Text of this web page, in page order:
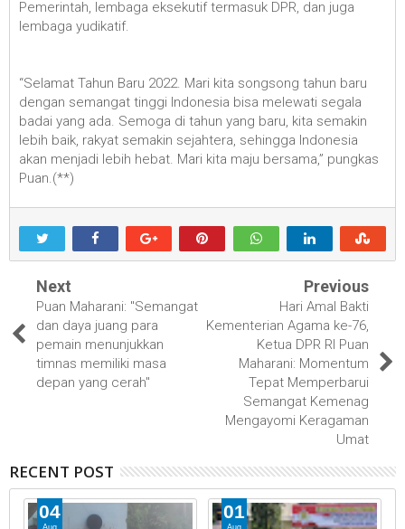
Pemerintah, lembaga eksekutif termasuk DPR, dan juga
lembaga yudikatif.
“Selamat Tahun Baru 2022. Mari kita songsong tahun baru
dengan semangat tinggi Indonesia bisa melewati segala
badai yang ada. Semoga di tahun yang baru, kita semakin
lebih baik, rakyat semakin sejahtera, sehingga Indonesia
akan menjadi lebih hebat. Mari kita maju bersama,” pungkas
Puan.(**)
Next
Puan Maharani: "Semangat
dan daya juang para
pemain menunjukkan
timnas memiliki masa
depan yang cerah"
Previous
Hari Amal Bakti
Kementerian Agama ke-76,
Ketua DPR RI Puan
Maharani: Momentum
Tepat Memperbarui
Semangat Kemenag
Mengayomi Keragaman
Umat
RECENT POST
04
Aug
01
Aug